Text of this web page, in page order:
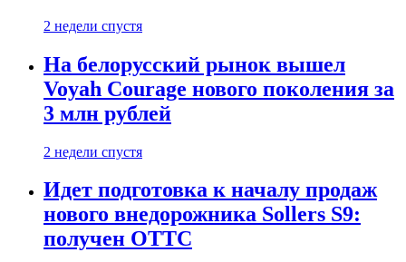
2 недели спустя
На белорусский рынок вышел
Voyah Courage нового поколения за
3 млн рублей
2 недели спустя
Идет подготовка к началу продаж
нового внедорожника Sollers S9:
получен ОТТС